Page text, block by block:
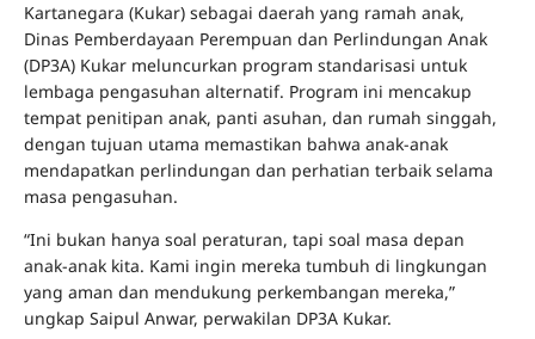
Kartanegara (Kukar) sebagai daerah yang ramah anak,
Dinas Pemberdayaan Perempuan dan Perlindungan Anak
(DP3A) Kukar meluncurkan program standarisasi untuk
lembaga pengasuhan alternatif. Program ini mencakup
tempat penitipan anak, panti asuhan, dan rumah singgah,
dengan tujuan utama memastikan bahwa anak-anak
mendapatkan perlindungan dan perhatian terbaik selama
masa pengasuhan.
“Ini bukan hanya soal peraturan, tapi soal masa depan
anak-anak kita. Kami ingin mereka tumbuh di lingkungan
yang aman dan mendukung perkembangan mereka,”
ungkap Saipul Anwar, perwakilan DP3A Kukar.